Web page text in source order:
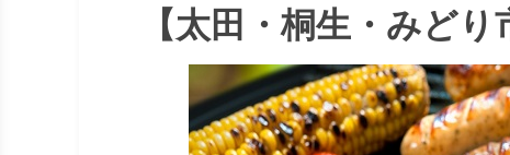
【太田・桐生・みどり